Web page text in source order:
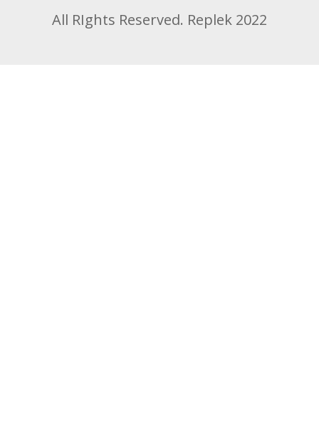
All RIghts Reserved. Replek 2022